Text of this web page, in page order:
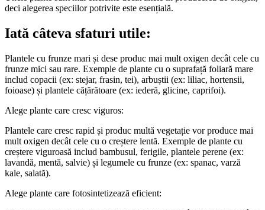
deci alegerea speciilor potrivite este esențială.
Iată câteva sfaturi utile:
Plantele cu frunze mari și dese produc mai mult oxigen decât cele cu
frunze mici sau rare. Exemple de plante cu o suprafață foliară mare
includ copacii (ex: stejar, frasin, tei), arbuștii (ex: liliac, hortensii,
foioase) și plantele cățărătoare (ex: iederă, glicine, caprifoi).
Alege plante care cresc viguros:
Plantele care cresc rapid și produc multă vegetație vor produce mai
mult oxigen decât cele cu o creștere lentă. Exemple de plante cu
creștere viguroasă includ bambusul, ferigile, plantele perene (ex:
lavandă, mentă, salvie) și legumele cu frunze (ex: spanac, varză
kale, salată).
Alege plante care fotosintetizează eficient: